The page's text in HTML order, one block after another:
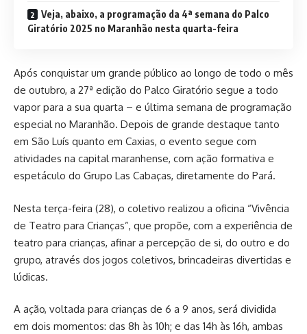
Veja, abaixo, a programação da 4ª semana do Palco
Giratório 2025 no Maranhão nesta quarta-feira
Após conquistar um grande público ao longo de todo o mês
de outubro, a 27ª edição do Palco Giratório segue a todo
vapor para a sua quarta – e última semana de programação
especial no Maranhão. Depois de grande destaque tanto
em São Luís quanto em Caxias, o evento segue com
atividades na capital maranhense, com ação formativa e
espetáculo do Grupo Las Cabaças, diretamente do Pará.
Nesta terça-feira (28), o coletivo realizou a oficina “Vivência
de Teatro para Crianças”, que propõe, com a experiência de
teatro para crianças, afinar a percepção de si, do outro e do
grupo, através dos jogos coletivos, brincadeiras divertidas e
lúdicas.
A ação, voltada para crianças de 6 a 9 anos, será dividida
em dois momentos: das 8h às 10h; e das 14h às 16h, ambas